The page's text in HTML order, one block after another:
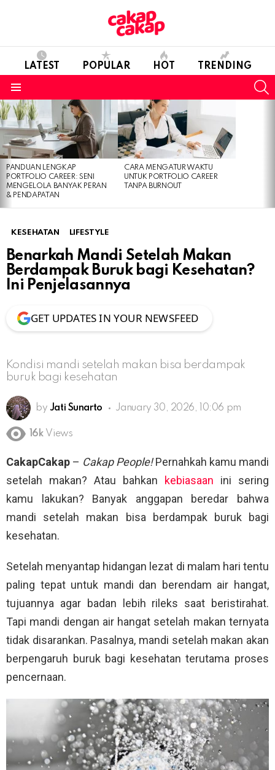
LATEST POPULAR HOT TRENDING
LATEST
STORIES
PANDUAN LENGKAP
PORTFOLIO CAREER: SENI
MENGELOLA BANYAK PERAN
& PENDAPATAN
CARA MENGATUR WAKTU
UNTUK PORTFOLIO CAREER
TANPA BURNOUT
KESEHATAN LIFESTYLE
Benarkah Mandi Setelah Makan
Berdampak Buruk bagi Kesehatan?
Ini Penjelasannya
GET UPDATES IN YOUR NEWSFEED
Kondisi mandi setelah makan bisa berdampak
buruk bagi kesehatan
by Jati Sunarto January 30, 2026, 10:06 pm
16k Views
CakapCakap – Cakap People!Pernahkah kamu mandi
setelah makan? Atau bahkan kebiasaan ini sering
kamu lakukan? Banyak anggapan beredar bahwa
mandi setelah makan bisa berdampak buruk bagi
kesehatan.
Setelah menyantap hidangan lezat di malam hari tentu
paling tepat untuk mandi dan berendam air hangat,
tujuannya agar badan lebih rileks saat beristirahat.
Tapi mandi dengan air hangat setelah makan ternyata
tidak disarankan. Pasalnya, mandi setelah makan akan
berpengaruh buruk bagi kesehatan terutama proses
pencernaan.